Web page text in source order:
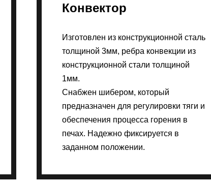
Конвектор
Изготовлен из конструкционной сталь
толщиной 3мм, ребра конвекции из
конструкционной стали толщиной
1мм.
Снабжен шибером, который
предназначен для регулировки тяги и
обеспечения процесса горения в
печах. Надежно фиксируется в
заданном положении.